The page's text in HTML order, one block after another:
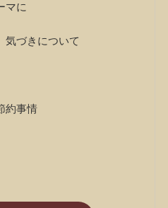
マに
気づきについて
約事情